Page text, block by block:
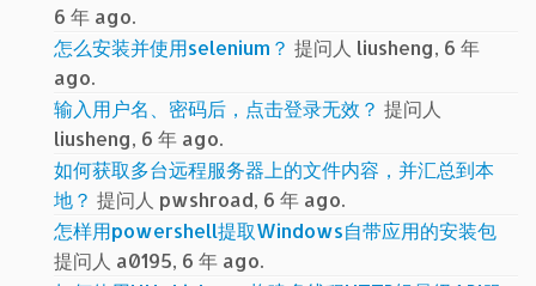
6 年 ago.
怎么安装并使用selenium？ 提问人 liusheng, 6 年
ago.
输入用户名、密码后，点击登录无效？ 提问人
liusheng, 6 年 ago.
如何获取多台远程服务器上的文件内容，并汇总到本
地？ 提问人 pwshroad, 6 年 ago.
怎样用powershell提取Windows自带应用的安装包
提问人 a0195, 6 年 ago.